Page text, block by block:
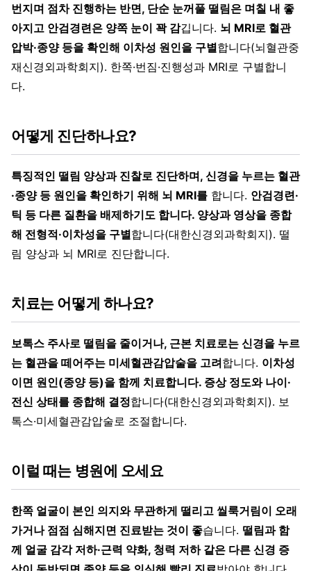
번지며 점차 진행하는 반면, 단순 눈꺼풀 떨림은 며칠 내 좋
아지고 안검경련은 양쪽 눈이 꽉 감깁니다. 뇌 MRI로 혈관
압박·종양 등을 확인해 이차성 원인을 구별합니다(뇌혈관중
재신경외과학회지). 한쪽·번짐·진행성과 MRI로 구별합니
다.
어떻게 진단하나요?
특징적인 떨림 양상과 진찰로 진단하며, 신경을 누르는 혈관
·종양 등 원인을 확인하기 위해 뇌 MRI를 합니다. 안검경련·
틱 등 다른 질환을 배제하기도 합니다. 양상과 영상을 종합
해 전형적·이차성을 구별합니다(대한신경외과학회지). 떨
림 양상과 뇌 MRI로 진단합니다.
치료는 어떻게 하나요?
보톡스 주사로 떨림을 줄이거나, 근본 치료로는 신경을 누르
는 혈관을 떼어주는 미세혈관감압술을 고려합니다. 이차성
이면 원인(종양 등)을 함께 치료합니다. 증상 정도와 나이·
전신 상태를 종합해 결정합니다(대한신경외과학회지). 보
톡스·미세혈관감압술로 조절합니다.
이럴 때는 병원에 오세요
한쪽 얼굴이 본인 의지와 무관하게 떨리고 씰룩거림이 오래
가거나 점점 심해지면 진료받는 것이 좋습니다. 떨림과 함
께 얼굴 감각 저하·근력 약화, 청력 저하 같은 다른 신경 증